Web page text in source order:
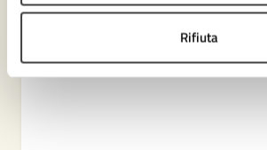
Rifiuta
Settore Polizia Locale